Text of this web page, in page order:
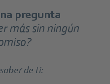
pregunta
más sin ningún
de ti: